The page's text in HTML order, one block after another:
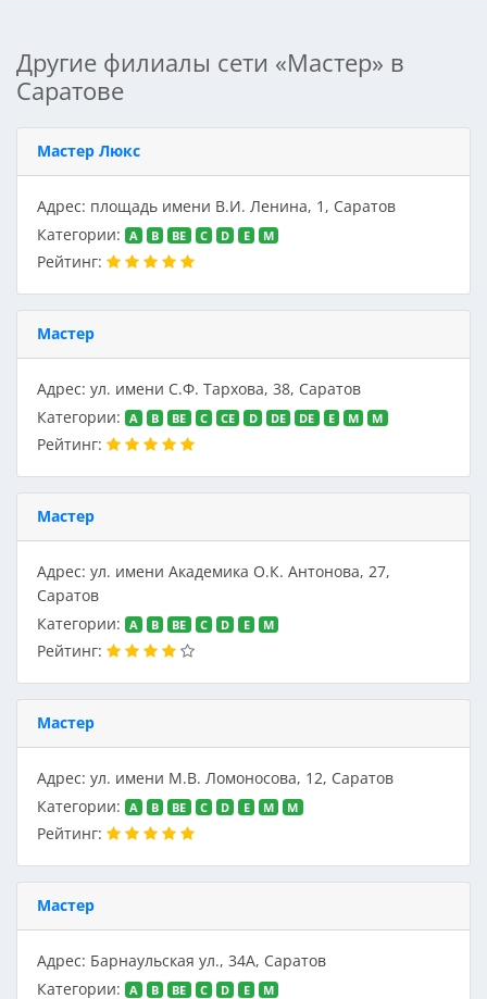
Другие филиалы сети «Мастер» в
Саратове
Мастер Люкс
Адрес: площадь имени В.И. Ленина, 1, Саратов
Категории:
A B BE C D E M
Рейтинг:
Мастер
Адрес: ул. имени С.Ф. Тархова, 38, Саратов
Категории:
A B BE C CE D DE DE E M M
Рейтинг:
Мастер
Адрес: ул. имени Академика О.К. Антонова, 27,
Саратов
Категории:
A B BE C D E M
Рейтинг:
Мастер
Адрес: ул. имени М.В. Ломоносова, 12, Саратов
Категории:
A B BE C D E M M
Рейтинг:
Мастер
Адрес: Барнаульская ул., 34А, Саратов
Категории:
A B BE C D E M